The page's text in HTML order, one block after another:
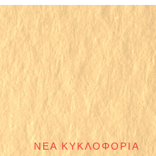
ΝΈΑ ΚΥΚΛΟΦΟΡΊΑ